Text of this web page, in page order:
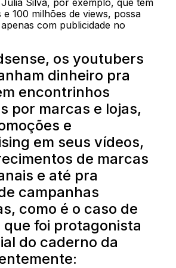
100 milhões de views, possa
com publicidade no
os youtubers
dinheiro pra
encontrinhos
por marcas e lojas,
e
em seus vídeos,
de marcas
e até pra
campanhas
como é o caso de
que foi protagonista
do caderno da